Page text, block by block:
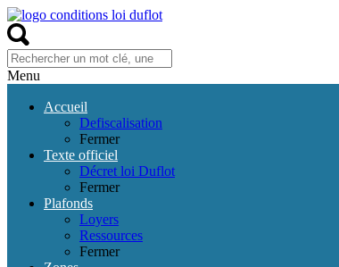
Menu
Accueil
Defiscalisation
Fermer
Texte officiel
Décret loi Duflot
Fermer
Plafonds
Loyers
Ressources
Fermer